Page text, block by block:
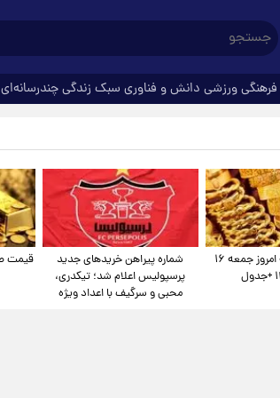
فرهنگیورزشی دانش و فناوری سبک زندگیچندرسانه‌ای
قیمت طلا و سکه امروز جمعه ۱۶
شماره پیراهن خریدهای جدید
پرسپولیس اعلام شد؛ تیکدری،
محبی و سرگیف با اعداد ویژه